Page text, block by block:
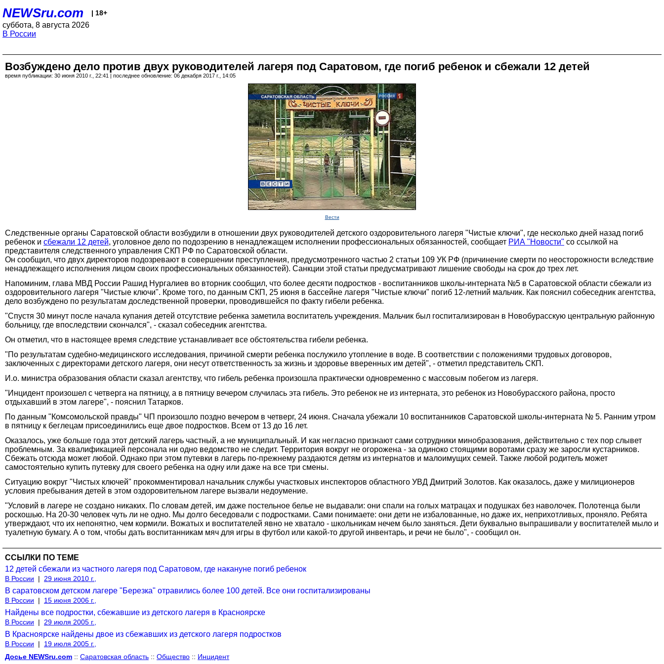
NEWSru.com | 18+
суббота, 8 августа 2026
В России
Возбуждено дело против двух руководителей лагеря под Саратовом, где погиб ребенок и сбежали 12 детей
время публикации: 30 июня 2010 г., 22:41 | последнее обновление: 06 декабря 2017 г., 14:05
Вести
Следственные органы Саратовской области возбудили в отношении двух руководителей детского оздоровительного лагеря "Чистые ключи", где несколько дней назад погиб
ребенок и сбежали 12 детей, уголовное дело по подозрению в ненадлежащем исполнении профессиональных обязанностей, сообщает РИА "Новости" со ссылкой на
представителя следственного управления СКП РФ по Саратовской области.
Он сообщил, что двух директоров подозревают в совершении преступления, предусмотренного частью 2 статьи 109 УК РФ (причинение смерти по неосторожности вследствие
ненадлежащего исполнения лицом своих профессиональных обязанностей). Санкции этой статьи предусматривают лишение свободы на срок до трех лет.
Напоминим, глава МВД России Рашид Нургалиев во вторник сообщил, что более десяти подростков - воспитанников школы-интерната №5 в Саратовской области сбежали из
оздоровительного лагеря "Чистые ключи". Кроме того, по данным СКП, 25 июня в бассейне лагеря "Чистые ключи" погиб 12-летний мальчик. Как пояснил собеседник агентства,
дело возбуждено по результатам доследственной проверки, проводившейся по факту гибели ребенка.
"Спустя 30 минут после начала купания детей отсутствие ребенка заметила воспитатель учреждения. Мальчик был госпитализирован в Новобурасскую центральную районную
больницу, где впоследствии скончался", - сказал собеседник агентства.
Он отметил, что в настоящее время следствие устанавливает все обстоятельства гибели ребенка.
"По результатам судебно-медицинского исследования, причиной смерти ребенка послужило утопление в воде. В соответствии с положениями трудовых договоров,
заключенных с директорами детского лагеря, они несут ответственность за жизнь и здоровье вверенных им детей", - отметил представитель СКП.
И.о. министра образования области сказал агентству, что гибель ребенка произошла практически одновременно с массовым побегом из лагеря.
"Инцидент произошел с четверга на пятницу, а в пятницу вечером случилась эта гибель. Это ребенок не из интерната, это ребенок из Новобурасского района, просто
отдыхавший в этом лагере", - пояснил Татарков.
По данным "Комсомольской правды" ЧП произошло поздно вечером в четверг, 24 июня. Сначала убежали 10 воспитанников Саратовской школы-интерната № 5. Ранним утром
в пятницу к беглецам присоединились еще двое подростков. Всем от 13 до 16 лет.
Оказалось, уже больше года этот детский лагерь частный, а не муниципальный. И как негласно признают сами сотрудники минобразования, действительно с тех пор слывет
проблемным. За квалификацией персонала ни одно ведомство не следит. Территория вокруг не огорожена - за одиноко стоящими воротами сразу же заросли кустарников.
Сбежать отсюда может любой. Однако при этом путевки в лагерь по-прежнему раздаются детям из интернатов и малоимущих семей. Также любой родитель может
самостоятельно купить путевку для своего ребенка на одну или даже на все три смены.
Ситуацию вокруг "Чистых ключей" прокомментировал начальник службы участковых инспекторов областного УВД Дмитрий Золотов. Как оказалось, даже у милиционеров
условия пребывания детей в этом оздоровительном лагере вызвали недоумение.
"Условий в лагере не создано никаких. По словам детей, им даже постельное белье не выдавали: они спали на голых матрацах и подушках без наволочек. Полотенца были
роскошью. На 20-30 человек чуть ли не одно. Мы долго беседовали с подростками. Сами понимаете: они дети не избалованные, но даже их, неприхотливых, проняло. Ребята
утверждают, что их непонятно, чем кормили. Вожатых и воспитателей явно не хватало - школьникам нечем было заняться. Дети буквально выпрашивали у воспитателей мыло и
туалетную бумагу. А о том, чтобы дать воспитанникам мяч для игры в футбол или какой-то другой инвентарь, и речи не было", - сообщил он.
ССЫЛКИ ПО ТЕМЕ
12 детей сбежали из частного лагеря под Саратовом, где накануне погиб ребенок
В России | 29 июня 2010 г.,
В саратовском детском лагере "Березка" отравились более 100 детей. Все они госпитализированы
В России | 15 июня 2006 г.,
Найдены все подростки, сбежавшие из детского лагеря в Красноярске
В России | 29 июля 2005 г.,
В Красноярске найдены двое из сбежавших из детского лагеря подростков
В России |
19 июля 2005 г.,
Досье NEWSru.com :: Саратовская область :: Общество :: Инцидент